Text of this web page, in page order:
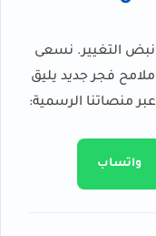
نبض التغيير. نسعى
فجر جديد يليق
منصاتنا الرسمية:
واتساب